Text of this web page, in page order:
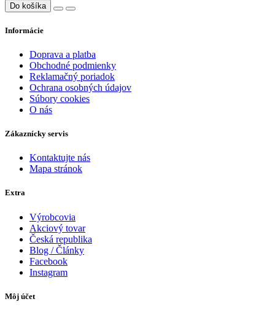
Do košíka
Informácie
Doprava a platba
Obchodné podmienky
Reklamačný poriadok
Ochrana osobných údajov
Súbory cookies
O nás
Zákaznícky servis
Kontaktujte nás
Mapa stránok
Extra
Výrobcovia
Akciový tovar
Česká republika
Blog / Články
Facebook
Instagram
Môj účet